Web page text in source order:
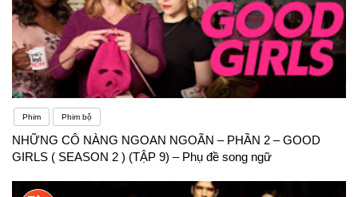
Phim Phim bộ
NHỮNG CÔ NÀNG NGOAN NGOÃN – PHẦN 2 – GOOD
GIRLS ( SEASON 2 ) (TẬP 9) – Phụ đề song ngữ